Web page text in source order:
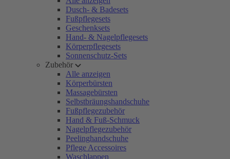
Dusch- & Badesets
Fußpflegesets
Geschenksets
Hand- & Nagelpflegesets
Körperpflegesets
Sonnenschutz-Sets
Zubehör
Alle anzeigen
Körperbürsten
Massagebürsten
Selbstbräungshandschuhe
Fußpflegezubehör
Hand & Fuß-Schmuck
Nagelpflegezubehör
Peelinghandschuhe
Pflege Accessoires
Waschlappen